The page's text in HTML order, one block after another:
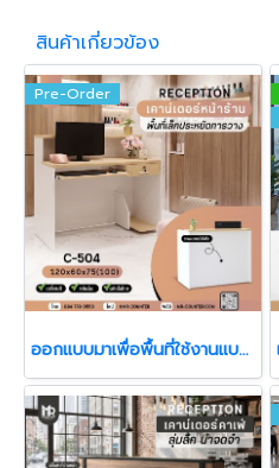
สินค้าเกี่ยวข้อง
Pre-Order
ออกแบบมาเพื่อพื้นที่ใช้งานแบบ “กระชับ แต่ครบฟังก์ชัน”